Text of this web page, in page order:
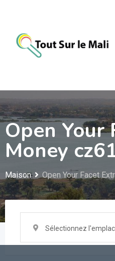
contenu
Open
Money
Maison Open Your Facet
Sélectionnez